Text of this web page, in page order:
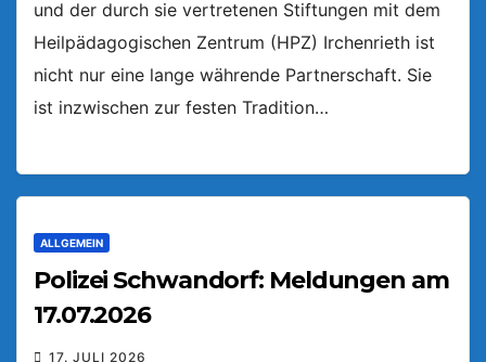
und der durch sie vertretenen Stiftungen mit dem
Heilpädagogischen Zentrum (HPZ) Irchenrieth ist
nicht nur eine lange währende Partnerschaft. Sie
ist inzwischen zur festen Tradition…
ALLGEMEIN
Polizei Schwandorf: Meldungen am
17.07.2026
17. JULI 2026